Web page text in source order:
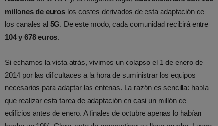
millones de euros los costes derivados de esta adaptación de
los canales al 5G. De este modo, cada comunidad recibirá entre
104 y 678 euros.
Si echamos la vista atrás, vivimos un colapso el 1 de enero de
2014 por las dificultades a la hora de suministrar los equipos
necesarios para adaptar las entenas. La razón es sencilla: había
que realizar esta tarea de adaptación en casi un millón de
edificios antes de enero. A finales de octubre apenas lo habían